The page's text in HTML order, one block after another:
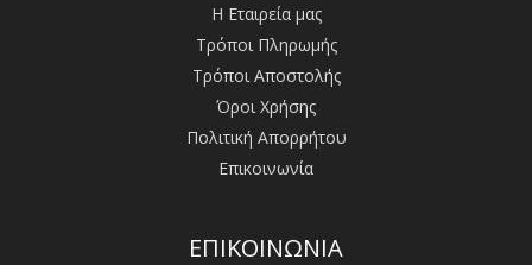
Η Εταιρεία μας
Τρόποι Πληρωμής
Τρόποι Αποστολής
Όροι Χρήσης
Πολιτική Απορρήτου
Επικοινωνία
ΕΠΙΚΟΙΝΩΝΙΑ